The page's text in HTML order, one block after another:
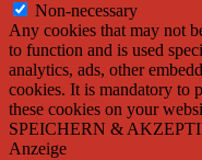
Non-necessary
Any cookies that may not
to function and is used
analytics, ads, other
cookies. It is mandatory to
these cookies on your
SPEICHERN &
Anzeige